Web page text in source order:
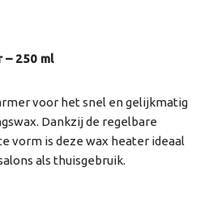
– 250 ml
voor het snel en gelijkmatig
Dankzij de regelbare
vorm is deze wax heater ideaal
als thuisgebruik.